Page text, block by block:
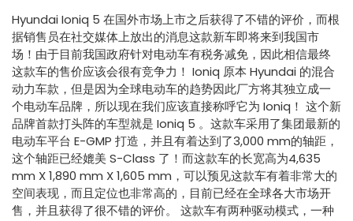
Hyundai Ioniq 5 在国外市场上市之后获得了不错的评价，而根
据销售员在社交媒体上放出的消息这款新车即将来到我国市
场！由于目前我国政府针对电动车有税务减免，因此相信最终
这款车的售价应该会很有竞争力！ Ioniq 原本 Hyundai 的混合
动力车款，但是因为全球电动车的趋势因此厂方将其独立成一
个电动车品牌，所以现在我们应该直接称呼它为 Ioniq！ 这个新
品牌首款打头阵的车型就是 Ioniq 5 。这款车采用了集团最新的
电动车平台 E-GMP 打造，并且有着达到了3,000 mm的轴距，
这个轴距已经媲美 S-Class 了！而这款车的长宽高为4,635
mm X 1,890 mm X 1,605 mm，可以预见这款车有着非常大的
空间表现，而且定位也非常高的，目前已经在全球各大市场开
售，并且获得了很不错的评价。 这款车有两种驱动模式，一种